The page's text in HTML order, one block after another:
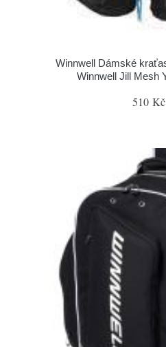
Winnwell Dámské
Winnwell Jill Mesh
510 Kč